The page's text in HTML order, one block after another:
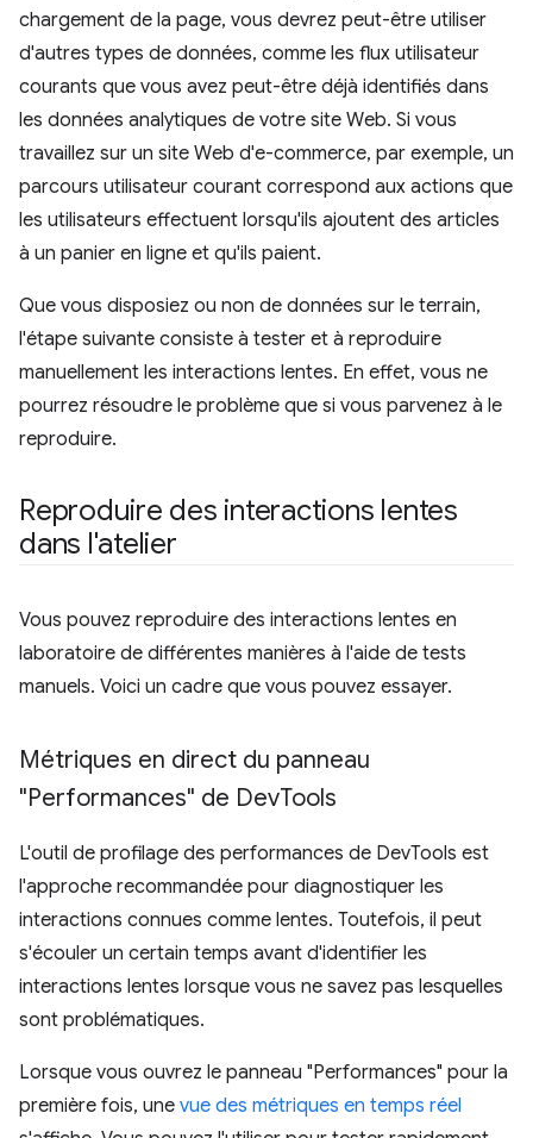
chargement de la page, vous devrez peut-être utiliser
d'autres types de données, comme les flux utilisateur
courants que vous avez peut-être déjà identifiés dans
les données analytiques de votre site Web. Si vous
travaillez sur un site Web d'e-commerce, par exemple, un
parcours utilisateur courant correspond aux actions que
les utilisateurs effectuent lorsqu'ils ajoutent des articles
à un panier en ligne et qu'ils paient.
Que vous disposiez ou non de données sur le terrain,
l'étape suivante consiste à tester et à reproduire
manuellement les interactions lentes. En effet, vous ne
pourrez résoudre le problème que si vous parvenez à le
reproduire.
Reproduire des interactions lentes
dans l'atelier
Vous pouvez reproduire des interactions lentes en
laboratoire de différentes manières à l'aide de tests
manuels. Voici un cadre que vous pouvez essayer.
Métriques en direct du panneau
"Performances" de DevTools
L'outil de profilage des performances de DevTools est
l'approche recommandée pour diagnostiquer les
interactions connues comme lentes. Toutefois, il peut
s'écouler un certain temps avant d'identifier les
interactions lentes lorsque vous ne savez pas lesquelles
sont problématiques.
Lorsque vous ouvrez le panneau "Performances" pour la
première fois, une vue des métriques en temps réel